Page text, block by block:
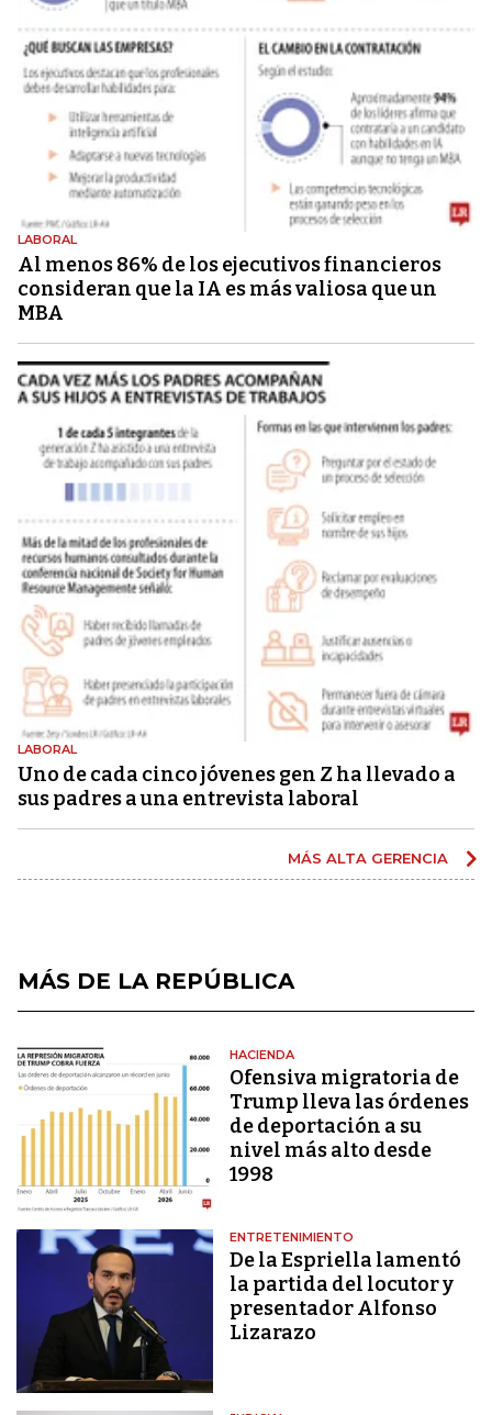
LABORAL
Al menos 86% de los ejecutivos financieros
consideran que la IA es más valiosa que un
MBA
LABORAL
Uno de cada cinco jóvenes gen Z ha llevado a
sus padres a una entrevista laboral
MÁS ALTA GERENCIA
MÁS DE LA REPÚBLICA
HACIENDA
Ofensiva migratoria de
Trump lleva las órdenes
de deportación a su
nivel más alto desde
1998
ENTRETENIMIENTO
De la Espriella lamentó
la partida del locutor y
presentador Alfonso
Lizarazo